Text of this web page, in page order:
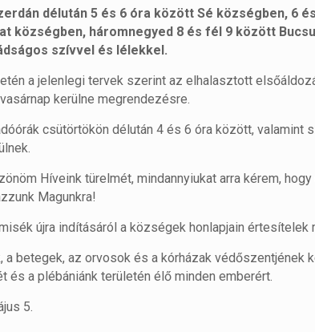
délután 5 és 6 óra között Sé községben, 6
községben, háromnegyed 8 és fél 9 között
szívvel és lélekkel.
a jelenlegi tervek szerint az elhalasztott
kerülne megrendezésre.
csütörtökön délután 4 és 6 óra között, valamint
Híveink türelmét, mindannyiukat arra kérem,
Magunkra!
újra indításáról a községek honlapjain értesítelek
a betegek, az orvosok és a kórházak
és a plébániánk területén élő minden emberért.
5.